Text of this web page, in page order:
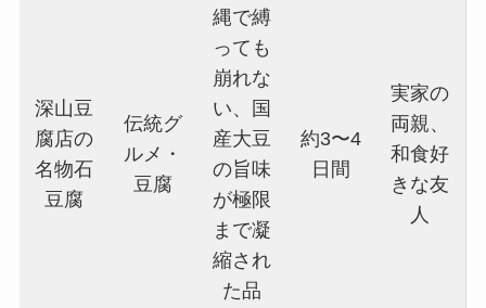
深山豆
腐店の
名物石
豆腐
伝統グ
ルメ・
豆腐
縄で縛
っても
崩れな
い、国
産大豆
の旨味
が極限
まで凝
縮され
た品
約3〜4
日間
実家の
両親、
和食好
きな友
人